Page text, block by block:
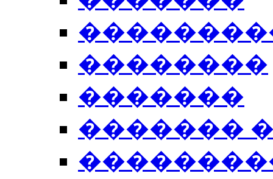
��������
�������
�������